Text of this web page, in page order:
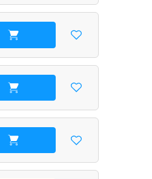
В корзину
В корзину
В корзину